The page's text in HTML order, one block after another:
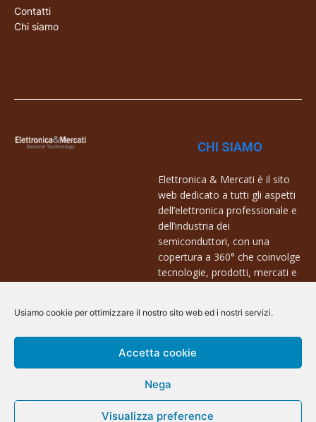
Usiamo cookie per ottimizzare il nostro sito web ed i nostri servizi.
Accetta cookie
Nega
Visualizza preference
Contatti
Chi siamo
CHI SIAMO
Elettronica & Mercati è il sito
web dedicato a tutti gli aspetti
dell’elettronica professionale e
dell’industria dei
semiconduttori, con una
copertura a 360° che coinvolge
tecnologie, prodotti, mercati e
Contatti:
info@arscommunication.it
@ArsCommunication 2023